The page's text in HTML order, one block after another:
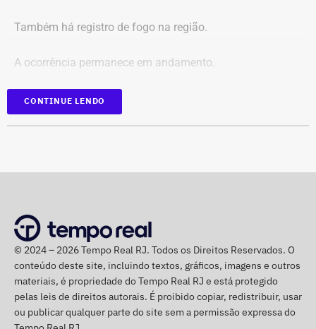
Identificação de anunciantes e financiadores;
Retirada das publicações relacionadas no processo;
Suspensão temporária de contas que não fossem
Proibição de distribuição paga por contas ainda não
campanha ou conjunto de dados.
No julgamento definitivo, o município pretende obter a
remoção permanente dos conteúdos considerados
ilícitos, a desativação das contas comprovadamente
falsas ou utilizadas continuamente para ilegalidades e a
exclusão de cópias idênticas das publicações.
Também há registro de fogo na região.
A ocorrência permanece em andamento.
*Em atualização
CONTINUE LENDO
© 2024 – 2026 Tempo Real RJ. Todos os Direitos Reservados. O
conteúdo deste site, incluindo textos, gráficos, imagens e outros
materiais, é propriedade do Tempo Real RJ e está protegido
pelas leis de direitos autorais. É proibido copiar, redistribuir, usar
ou publicar qualquer parte do site sem a permissão expressa do